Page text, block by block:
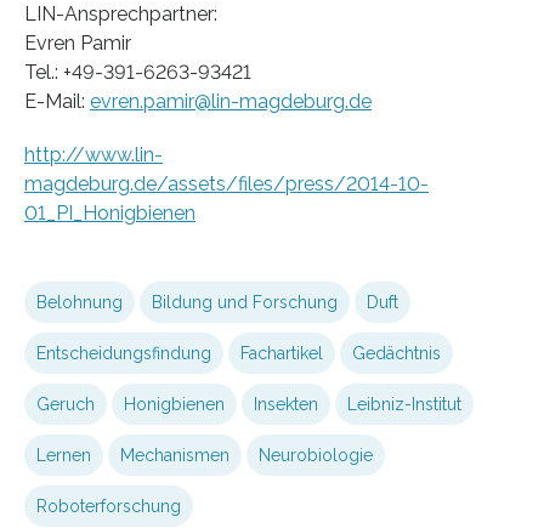
LIN-Ansprechpartner:
Evren Pamir
Tel.: +49-391-6263-93421
E-Mail: evren.pamir@lin-magdeburg.de
http://www.lin-
magdeburg.de/assets/files/press/2014-10-
01_PI_Honigbienen
Belohnung Bildung und Forschung Duft
Entscheidungsfindung Fachartikel Gedächtnis
Geruch Honigbienen Insekten Leibniz-Institut
Lernen Mechanismen Neurobiologie
Roboterforschung